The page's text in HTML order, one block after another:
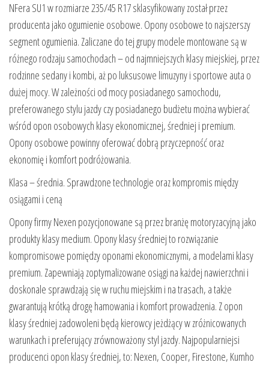
NFera SU1 w rozmiarze 235/45 R17 sklasyfikowany został przez
producenta jako ogumienie osobowe. Opony osobowe to najszerszy
segment ogumienia. Zaliczane do tej grupy modele montowane są w
różnego rodzaju samochodach – od najmniejszych klasy miejskiej, przez
rodzinne sedany i kombi, aż po luksusowe limuzyny i sportowe auta o
dużej mocy. W zależności od mocy posiadanego samochodu,
preferowanego stylu jazdy czy posiadanego budżetu można wybierać
wśród opon osobowych klasy ekonomicznej, średniej i premium.
Opony osobowe powinny oferować dobrą przyczepność oraz
ekonomię i komfort podróżowania.
Klasa – średnia. Sprawdzone technologie oraz kompromis między
osiągami i ceną
Opony firmy Nexen pozycjonowane są przez branżę motoryzacyjną jako
produkty klasy medium. Opony klasy średniej to rozwiązanie
kompromisowe pomiędzy oponami ekonomicznymi, a modelami klasy
premium. Zapewniają zoptymalizowane osiągi na każdej nawierzchni i
doskonale sprawdzają się w ruchu miejskim i na trasach, a także
gwarantują krótką drogę hamowania i komfort prowadzenia. Z opon
klasy średniej zadowoleni będą kierowcy jeżdżący w zróżnicowanych
warunkach i preferujący zrównoważony styl jazdy. Najpopularniejsi
producenci opon klasy średniej, to: Nexen, Cooper, Firestone, Kumho